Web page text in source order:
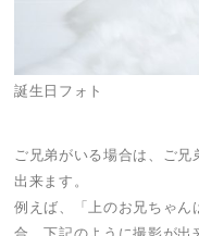
誕生日フォト
ご兄弟がいる場合は、ご
出来ます。
例えば、「上のお兄ちゃん